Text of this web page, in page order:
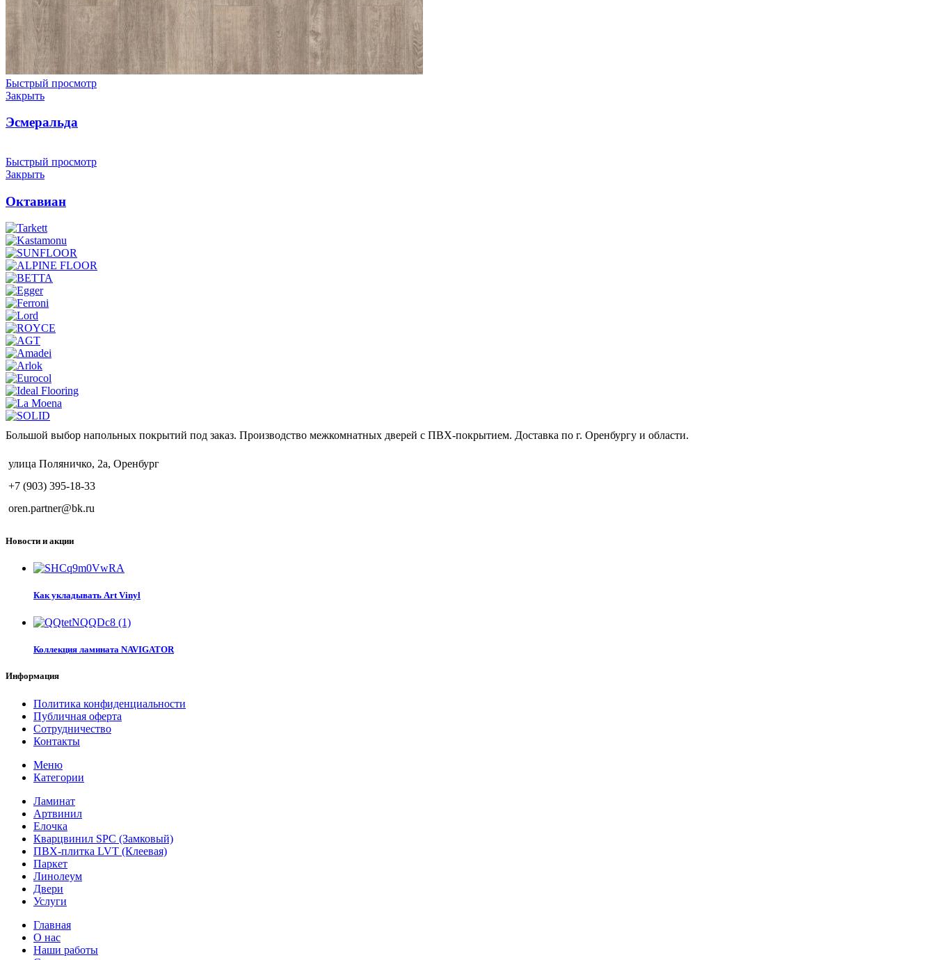
Быстрый просмотр
Закрыть
Эсмеральда
Быстрый просмотр
Закрыть
Октавиан
Большой выбор напольных покрытий под заказ. Производство межкомнатных дверей с ПВХ-покрытием. Доставка по г. Оренбургу и области.
улица Поляничко, 2а, Оренбург
+7 (903) 395-18-33
oren.partner@bk.ru
Новости и акции
Как укладывать Art Vinyl
Коллекция ламината NAVIGATOR
Информация
Политика конфиденциальности
Публичная оферта
Сотрудничество
Контакты
Меню
Категории
Ламинат
Артвинил
Елочка
Кварцвинил SPC (Замковый)
ПВХ-плитка LVT (Клеевая)
Паркет
Линолеум
Двери
Услуги
Главная
О нас
Наши работы